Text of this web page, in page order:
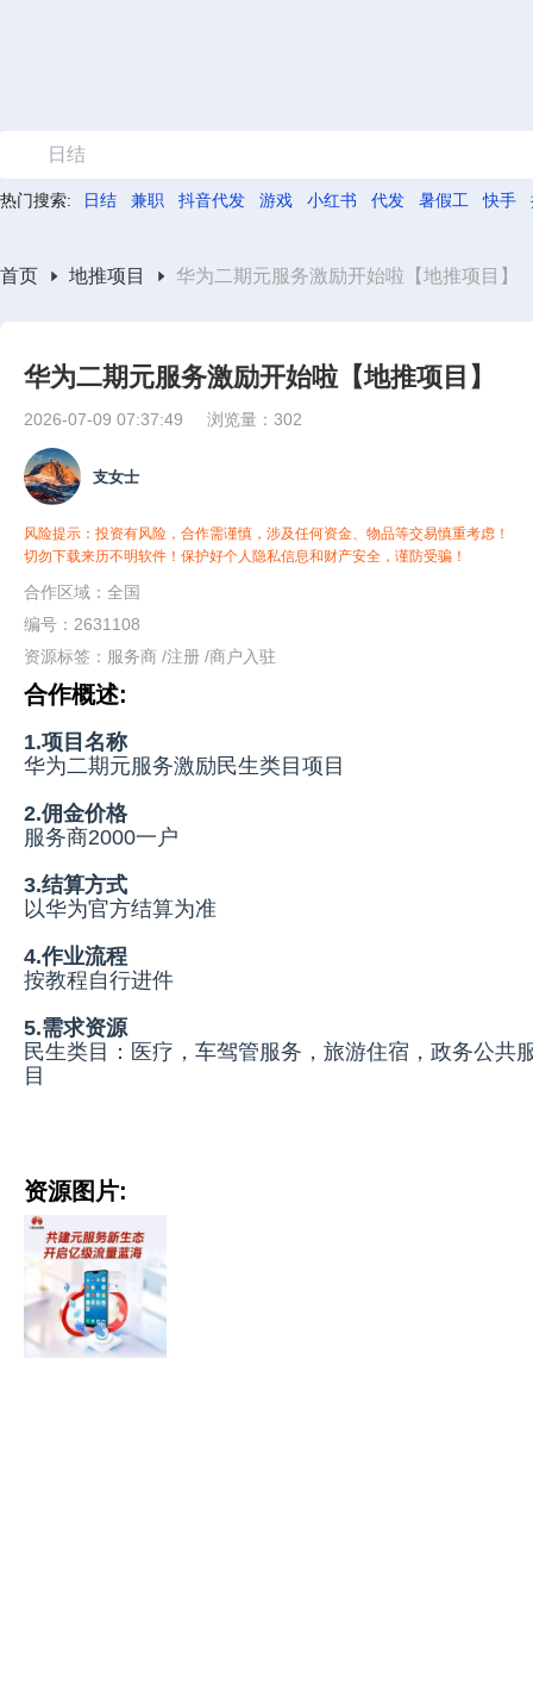
日结
热门搜索: 日结 兼职 抖音代发 游戏 小红书 代发 暑假工 快手
首页 地推项目 华为二期元服务激励开始啦【地推项目】
华为二期元服务激励开始啦【地推项目】
2026-07-09 07:37:49 浏览量：302
支女士
风险提示：投资有风险，合作需谨慎，涉及任何资金、物品等交易慎重考虑！
切勿下载来历不明软件！保护好个人隐私信息和财产安全，谨防受骗！
合作区域：全国
编号：2631108
资源标签： 服务商 /注册 /商户入驻
合作概述:
1.项目名称
华为二期元服务激励民生类目项目
2.佣金价格
服务商2000一户
3.结算方式
以华为官方结算为准
4.作业流程
按教程自行进件
5.需求资源
民生类目：医疗，车驾管服务，旅游住宿，政务公共
目
资源图片: